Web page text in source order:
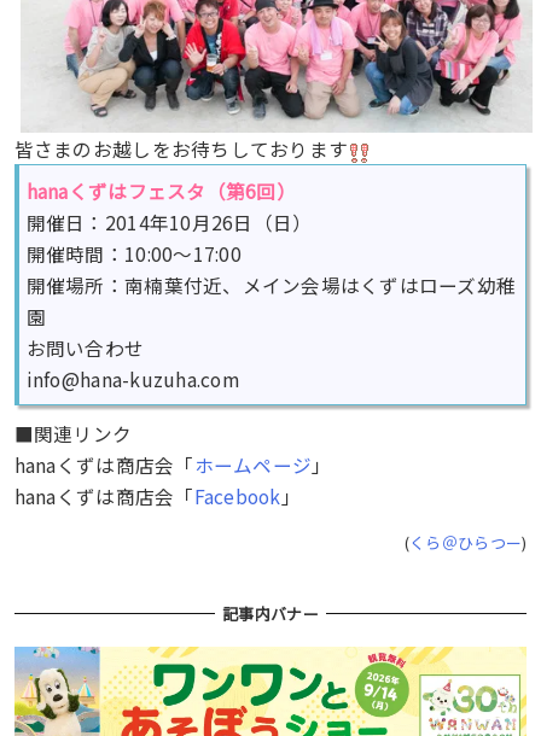
皆さまのお越しをお待ちしております
hanaくずはフェスタ（第6回）
開催日：2014年10月26日（日）
開催時間：10:00～17:00
開催場所：南楠葉付近、メイン会場はくずはローズ幼稚
園
お問い合わせ
info@hana-kuzuha.com
■関連リンク
hanaくずは商店会「ホームページ 」
hanaくずは商店会「Facebook 」
(くら＠ひらつー)
記事内バナー